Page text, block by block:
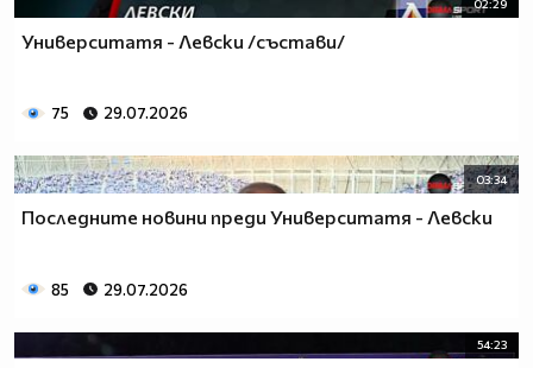
02:29
Университатя - Левски /състави/
75 29.07.2026
03:34
Последните новини преди Университатя - Левски
85 29.07.2026
54:23